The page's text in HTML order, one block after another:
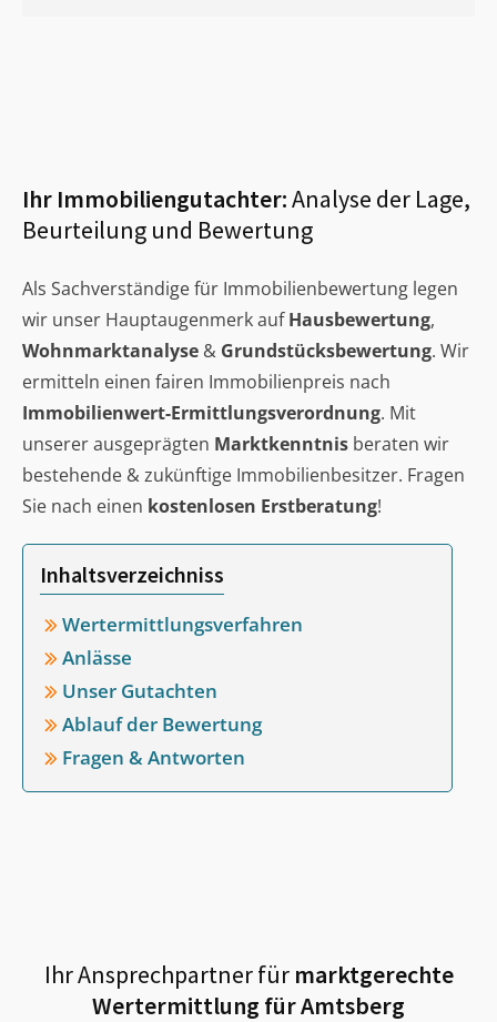
Ihr Immobiliengutachter:Analyse der Lage,
Beurteilung und Bewertung
Als Sachverständige für Immobilienbewertung legen
wir unser Hauptaugenmerk aufHausbewertung,
Wohnmarktanalyse & Grundstücksbewertung. Wir
ermitteln einen fairen Immobilienpreis nach
Immobilienwert-Ermittlungsverordnung. Mit
unserer ausgeprägten Marktkenntnis beraten wir
bestehende & zukünftige Immobilienbesitzer. Fragen
Sie nach einen kostenlosen Erstberatung!
Inhaltsverzeichniss
Wertermittlungsverfahren
Anlässe
Unser Gutachten
Ablauf der Bewertung
Fragen & Antworten
Ihr Ansprechpartner fürmarktgerechte
Wertermittlung fürAmtsberg